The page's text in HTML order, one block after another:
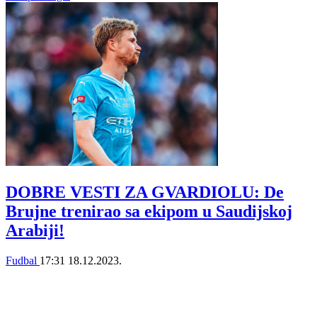
DOBRE VESTI ZA GVARDIOLU: De
Brujne trenirao sa ekipom u Saudijskoj
Arabiji!
Fudbal 17:31 18.12.2023.